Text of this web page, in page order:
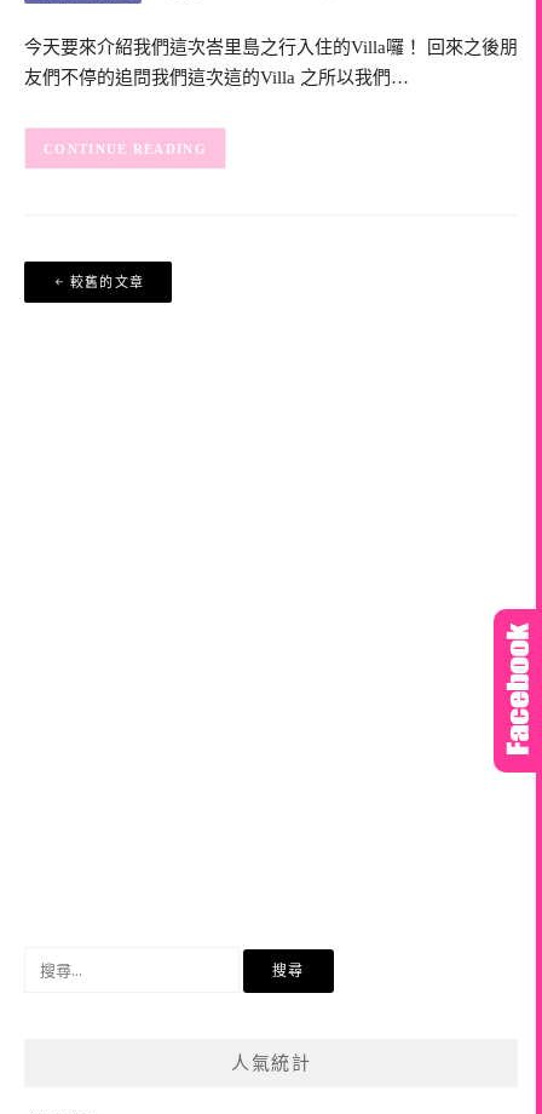
今天要來介紹我們這次峇里島之行入住的Villa囉！ 回來之後朋
友們不停的追問我們這次這的Villa 之所以我們…
CONTINUE READING
文
章
較舊的文章
人氣統計